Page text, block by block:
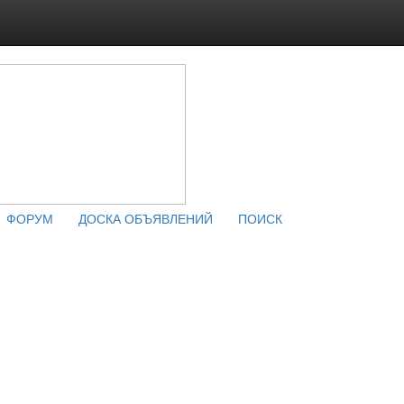
ФОРУМ ДОСКА ОБЪЯВЛЕНИЙ ПОИСК